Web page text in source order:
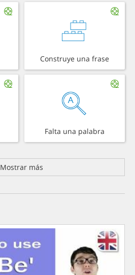
Construye una frase
Falta una palabra
Mostrar más